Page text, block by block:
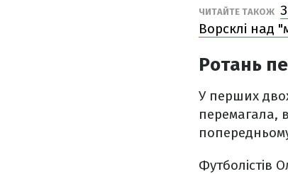
ЧИТАЙТЕ ТАКОЖ
Ворсклі над
Ротань
У перших
перемагала,
Футболістів